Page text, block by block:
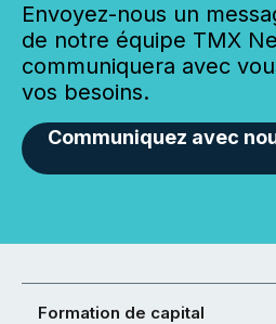
Envoyez-nous un
de notre équipe TMX
communiquera avec
vos besoins.
Communiquez avec
Formation de capital